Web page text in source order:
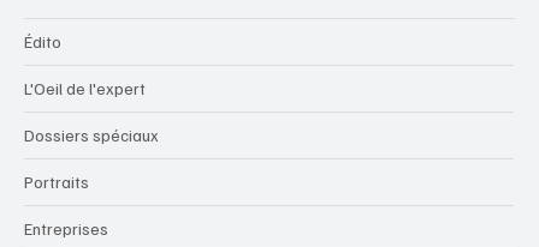
Édito
L'Oeil de l'expert
Dossiers spéciaux
Portraits
Entreprises